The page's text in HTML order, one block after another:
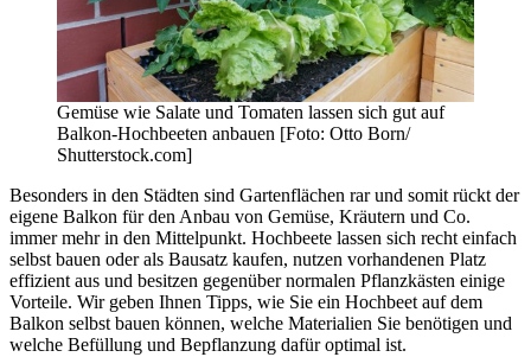
Gemüse wie Salate und Tomaten lassen sich gut auf
Balkon-Hochbeeten anbauen [Foto: Otto Born/
Shutterstock.com]
Besonders in den Städten sind Gartenflächen rar und somit rückt der
eigene Balkon für den Anbau von Gemüse, Kräutern und Co.
immer mehr in den Mittelpunkt. Hochbeete lassen sich recht einfach
selbst bauen oder als Bausatz kaufen, nutzen vorhandenen Platz
effizient aus und besitzen gegenüber normalen Pflanzkästen einige
Vorteile. Wir geben Ihnen Tipps, wie Sie ein Hochbeet auf dem
Balkon selbst bauen können, welche Materialien Sie benötigen und
welche Befüllung und Bepflanzung dafür optimal ist.